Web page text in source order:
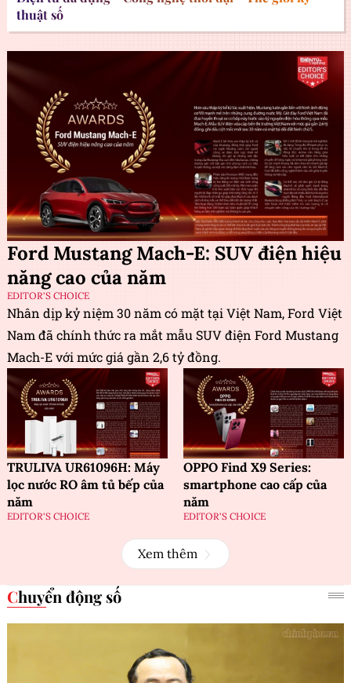
thuật số
Ford Mustang Mach-E: SUV điện hiệu
năng cao của năm
EDITOR'S CHOICE
Nhân dịp kỷ niệm 30 năm có mặt tại Việt Nam, Ford Việt
Nam đã chính thức ra mắt mẫu SUV điện Ford Mustang
Mach-E với mức giá gần 2,6 tỷ đồng.
TRULIVA UR61096H: Máy
lọc nước RO âm tủ bếp của
năm
EDITOR'S CHOICE
OPPO Find X9 Series:
smartphone cao cấp của
năm
EDITOR'S CHOICE
Xem thêm
Chuyển động số